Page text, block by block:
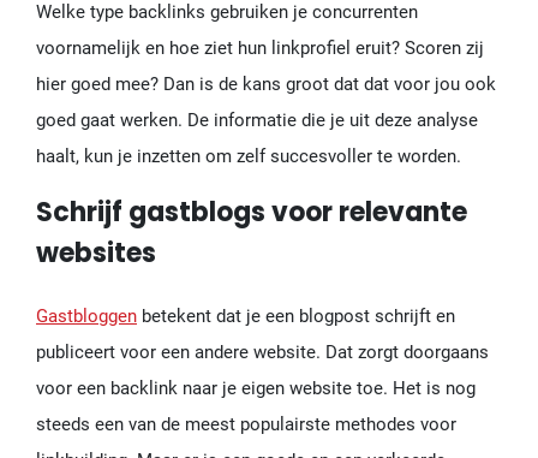
Welke type backlinks gebruiken je concurrenten
voornamelijk en hoe ziet hun linkprofiel eruit? Scoren zij
hier goed mee? Dan is de kans groot dat dat voor jou ook
goed gaat werken. De informatie die je uit deze analyse
haalt, kun je inzetten om zelf succesvoller te worden.
Schrijf gastblogs voor relevante
websites
Gastbloggen betekent dat je een blogpost schrijft en
publiceert voor een andere website. Dat zorgt doorgaans
voor een backlink naar je eigen website toe. Het is nog
steeds een van de meest populairste methodes voor